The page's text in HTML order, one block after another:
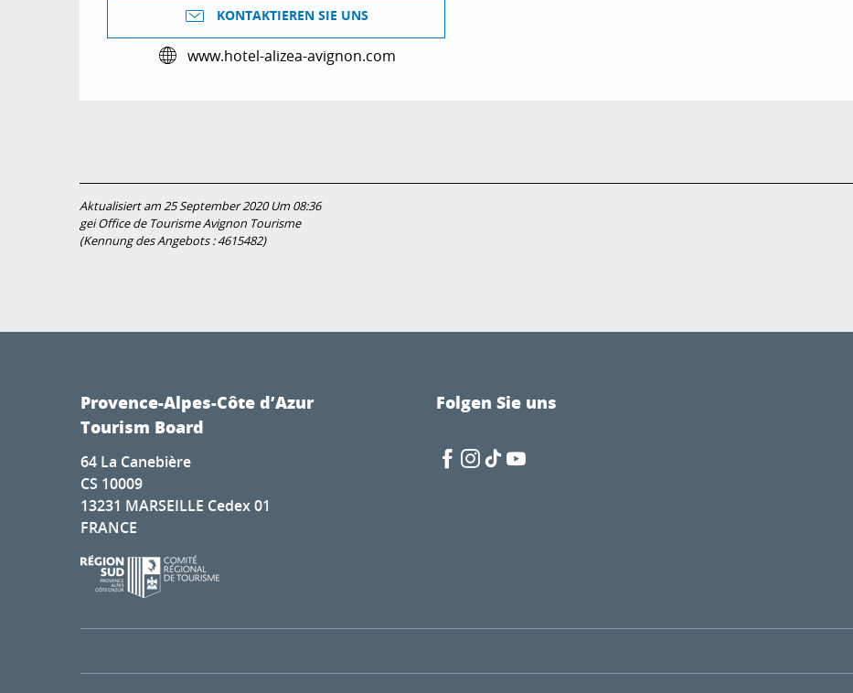
KONTAKTIEREN SIE UNS
www.hotel-alizea-avignon.com
Aktualisiert am 25 September 2020 Um 08:36
gei Office de Tourisme Avignon Tourisme
(Kennung des Angebots :4615482)
Provence-Alpes-Côte d’Azur
Tourism Board
64 La Canebière
CS 10009
13231 MARSEILLE Cedex 01
FRANCE
Folgen Sie uns